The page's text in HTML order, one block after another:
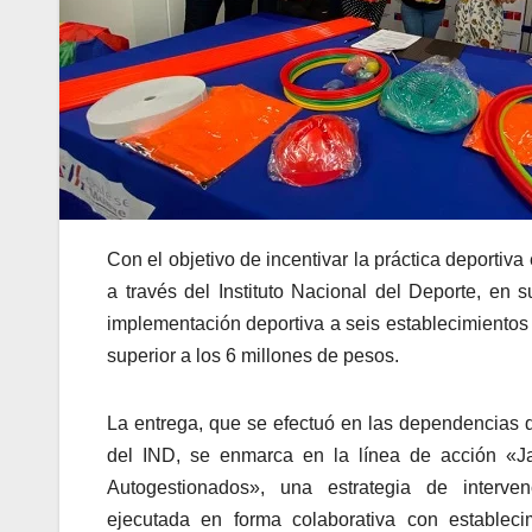
Con el objetivo de incentivar la práctica
a través del Instituto Nacional del Deporte, en
implementación deportiva a seis
superior a los 6 millones de pesos.
La entrega, que se efectuó en las dependencias
del IND, se enmarca en la línea de acción
Autogestionados», una estrategia de
ejecutada en forma colaborativa con